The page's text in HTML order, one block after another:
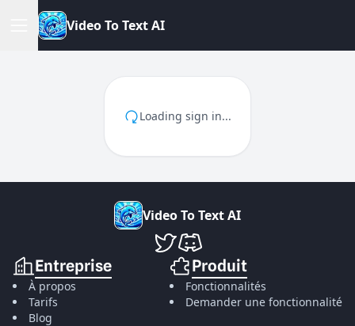
VideoToTextAI
Loading sign in...
VideoToTextAI
VideoToTextAI sur Twitter
VideoToTextAI sur Discord
Entreprise
À propos
Tarifs
Blog
Produit
Fonctionnalités
Demander une fonctionnalité